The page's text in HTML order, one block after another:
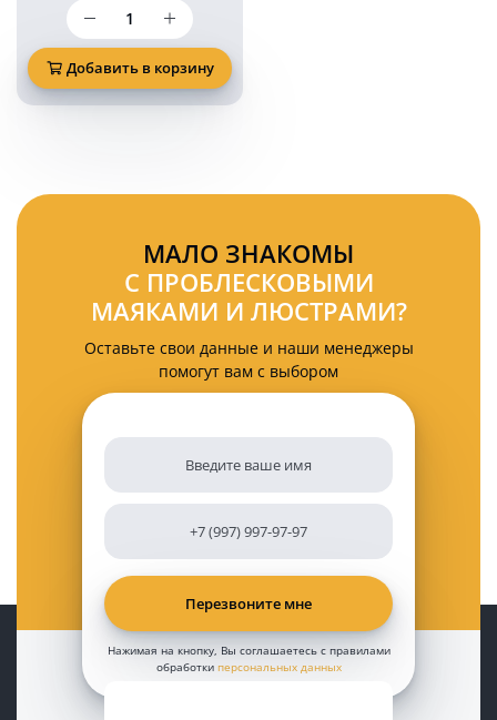
Количество
товара
Желтый
проблесковый
маяк
12/24V
Добавить в корзину
МАЛО ЗНАКОМЫ
С ПРОБЛЕСКОВЫМИ
МАЯКАМИ И ЛЮСТРАМИ?
Оставьте свои данные и наши менеджеры
помогут вам с выбором
Нажимая на кнопку, Вы соглашаетесь с правилами
обработки персональных данных